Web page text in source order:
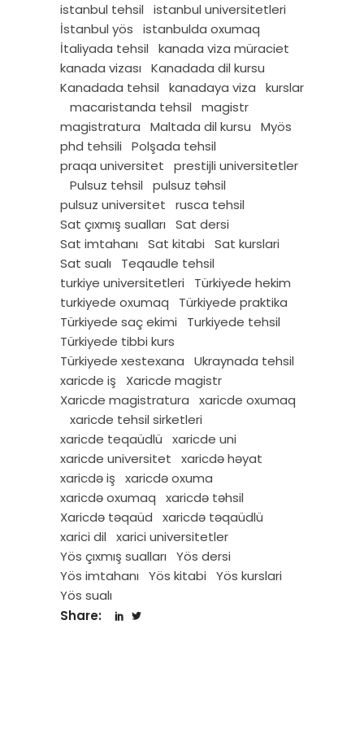
istanbul tehsil
istanbul universitetleri
İstanbul yös
istanbulda oxumaq
İtaliyada tehsil
kanada viza müraciet
kanada vizası
Kanadada dil kursu
Kanadada tehsil
kanadaya viza
kurslar
macaristanda tehsil
magistr
magistratura
Maltada dil kursu
Myös
phd tehsili
Polşada tehsil
praqa universitet
prestijli universitetler
Pulsuz tehsil
pulsuz təhsil
pulsuz universitet
rusca tehsil
Sat çıxmış sualları
Sat dersi
Sat imtahanı
Sat kitabi
Sat kurslari
Sat sualı
Teqaudle tehsil
turkiye universitetleri
Türkiyede hekim
turkiyede oxumaq
Türkiyede praktika
Türkiyede saç ekimi
Turkiyede tehsil
Türkiyede tibbi kurs
Türkiyede xestexana
Ukraynada tehsil
xaricde iş
Xaricde magistr
Xaricde magistratura
xaricde oxumaq
xaricde tehsil sirketleri
xaricde teqaüdlü
xaricde uni
xaricde universitet
xaricdə həyat
xaricdə iş
xaricdə oxuma
xaricdə oxumaq
xaricdə təhsil
Xaricdə təqaüd
xaricdə təqaüdlü
xarici dil
xarici universitetler
Yös çıxmış sualları
Yös dersi
Yös imtahanı
Yös kitabi
Yös kurslari
Yös sualı
Share: